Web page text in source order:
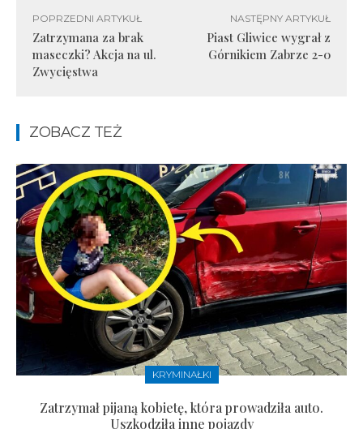
POPRZEDNI ARTYKUŁ
Zatrzymana za brak
maseczki? Akcja na ul.
Zwycięstwa
NASTĘPNY ARTYKUŁ
Piast Gliwice wygrał z
Górnikiem Zabrze 2-0
ZOBACZ TEŻ
KRYMINAŁKI
Zatrzymał pijaną kobietę, która prowadziła auto.
Uszkodziła inne pojazdy